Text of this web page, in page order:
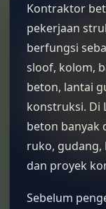
Kontraktor
pekerjaan
berfungsi
sloof, kolom,
beton, lantai
konstruksi. Di
beton banyak
ruko, gudang,
dan proyek
Sebelum